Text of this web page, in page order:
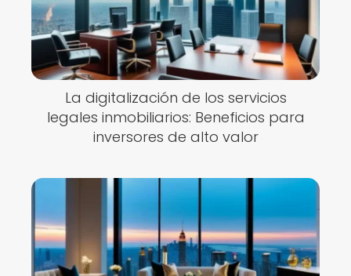
La digitalización de los servicios
legales inmobiliarios: Beneficios para
inversores de alto valor